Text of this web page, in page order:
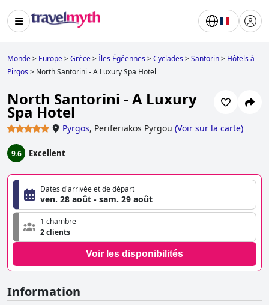
Monde> Europe>Grèce>Îles Égéennes>Cyclades>Santorin> Hôtels à
Pirgos> North Santorini - A Luxury Spa Hotel
North Santorini - A Luxury
Spa Hotel
Pyrgos, Periferiakos Pyrgou (Voir sur la carte)
9.6 Excellent
Dates d'arrivée et de départ
ven. 28 août - sam. 29 août
1 chambre
2 clients
Voir les disponibilités
Information